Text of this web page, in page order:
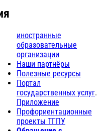
иностранные
образовательные
организации
Наши партнёры
Полезные ресурсы
Портал
государственных услуг.
Приложение
Профориентационные
проекты ТГПУ